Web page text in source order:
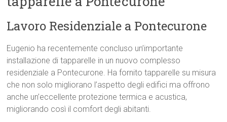
Lavoro Residenziale a Pontecurone
Eugenio ha recentemente concluso un’importante
installazione di tapparelle in un nuovo complesso
residenziale a Pontecurone. Ha fornito tapparelle su misura
che non solo migliorano l’aspetto degli edifici ma offrono
anche un’eccellente protezione termica e acustica,
migliorando così il comfort degli abitanti.